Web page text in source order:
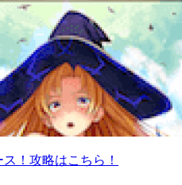
！攻略はこちら！